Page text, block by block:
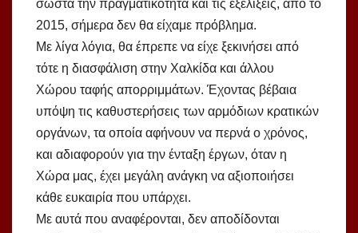
σωστά την πραγματικότητα και τις εξελίξεις, από το
2015, σήμερα δεν θα είχαμε πρόβλημα.
Με λίγα λόγια, θα έπρεπε να είχε ξεκινήσει από
τότε η διασφάλιση στην Χαλκίδα και άλλου
Χώρου ταφής απορριμμάτων. Έχοντας βέβαια
υπόψη τις καθυστερήσεις των αρμόδιων κρατικών
οργάνων, τα οποία αφήνουν να περνά ο χρόνος,
και αδιαφορούν για την ένταξη έργων, όταν η
Χώρα μας, έχει μεγάλη ανάγκη να αξιοποιήσει
κάθε ευκαιρία που υπάρχει.
Με αυτά που αναφέρονται, δεν αποδίδονται